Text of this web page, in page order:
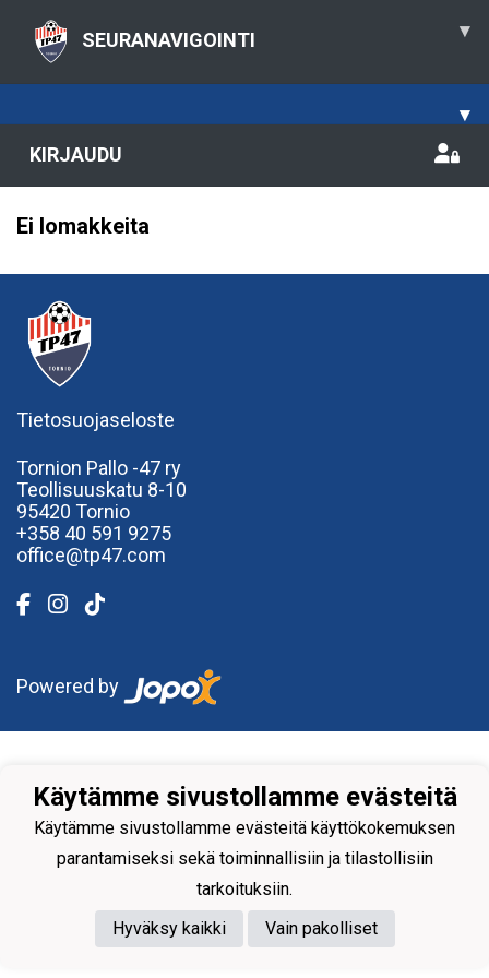
SEURANAVIGOINTI ▾
▾
KIRJAUDU
Ei lomakkeita
Tietosuojaseloste
Tornion Pallo -47 ry
Teollisuuskatu 8-10
95420 Tornio
+358 40 591 9275
office@tp47.com
Powered by
Käytämme sivustollamme evästeitä
Käytämme sivustollamme evästeitä käyttökokemuksen
parantamiseksi sekä toiminnallisiin ja tilastollisiin
tarkoituksiin.
Hyväksy kaikki
Vain pakolliset